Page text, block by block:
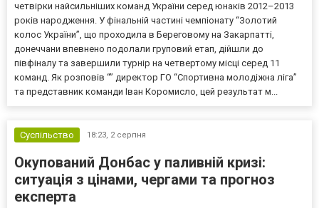
четвірки найсильніших команд України серед юнаків 2012–2013
років народження. У фінальній частині чемпіонату “Золотий
колос України”, що проходила в Береговому на Закарпатті,
донеччани впевнено подолали груповий етап, дійшли до
півфіналу та завершили турнір на четвертому місці серед 11
команд. Як розповів “” директор ГО “Спортивна молодіжна ліга”
та представник команди Іван Коромисло, цей результат м...
Суспільство 18:23, 2 серпня
Окупований Донбас у паливній кризі:
ситуація з цінами, чергами та прогноз
експерта